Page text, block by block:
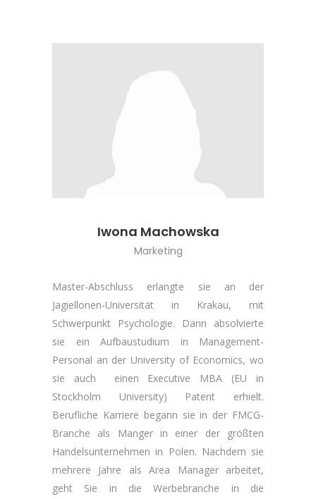
Iwona Machowska
Marketing
Master-Abschluss erlangte sie an der
Jagiellonen-Universität in Krakau, mit
Schwerpunkt Psychologie. Dann absolvierte
sie ein Aufbaustudium in Management-
Personal an der University of Economics, wo
sie auch einen Executive MBA (EU in
Stockholm University) Patent erhielt.
Berufliche Karriere begann sie in der FMCG-
Branche als Manger in einer der größten
Handelsunternehmen in Polen. Nachdem sie
mehrere Jahre als Area Manager arbeitet,
geht Sie in die Werbebranche in die